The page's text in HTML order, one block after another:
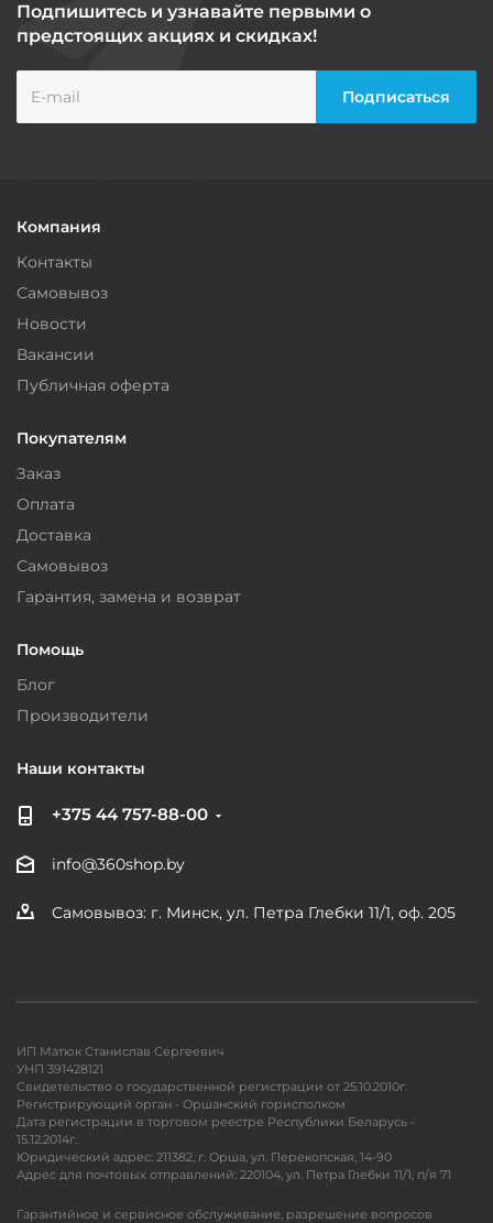
Подпишитесь и узнавайте первыми о
предстоящих акциях и скидках!
Компания
Контакты
Самовывоз
Новости
Вакансии
Публичная оферта
Покупателям
Заказ
Оплата
Доставка
Самовывоз
Гарантия, замена и возврат
Помощь
Блог
Производители
Наши контакты
+375 44 757-88-00
info@360shop.by
Самовывоз: г. Минск, ул. Петра Глебки 11/1, оф. 205
ИП Матюк Станислав Сергеевич
УНП 391428121
Свидетельство о государственной регистрации от 25.10.2010г.
Регистрирующий орган - Оршанский горисполком
Дата регистрации в торговом реестре Республики Беларусь -
15.12.2014г.
Юридический адрес: 211382, г. Орша, ул. Перекопская, 14-90
Адрес для почтовых отправлений: 220104, ул. Петра Глебки 11/1, п/я 71
Гарантийное и сервисное обслуживание, разрешение вопросов